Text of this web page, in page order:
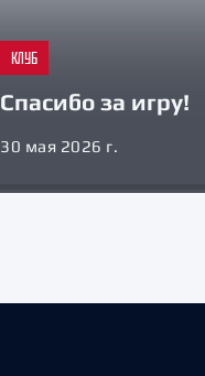
КЛУБ
Спасибо за игру!
30 мая 2026 г.